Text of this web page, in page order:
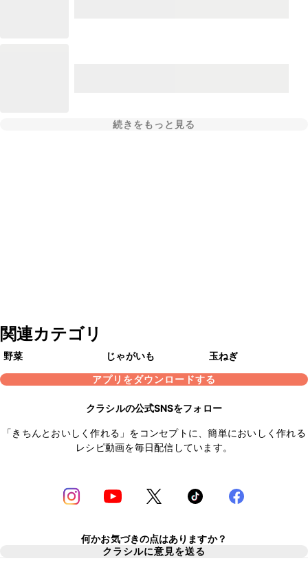
続きをもっと見る
関連カテゴリ
野菜 じゃがいも
玉ねぎ
アプリをダウンロードする
クラシルの公式SNSをフォロー
「きちんとおいしく作れる」をコンセプトに、簡単においしく作れる
レシピ動画を毎日配信しています。
何かお気づきの点はありますか？
クラシルに意見を送る